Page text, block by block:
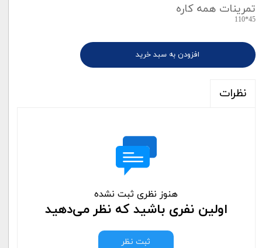
تمرینات همه کاره
45*110
افزودن به سبد خرید
نظرات
هنوز نظری ثبت نشده
اولین نفری باشید که نظر می‌دهید
ثبت نظر